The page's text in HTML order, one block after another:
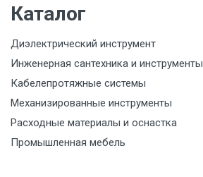
Каталог
Диэлектрический инструмент
Инженерная сантехника и инструменты
Кабелепротяжные системы
Механизированные инструменты
Расходные материалы и оснастка
Промышленная мебель